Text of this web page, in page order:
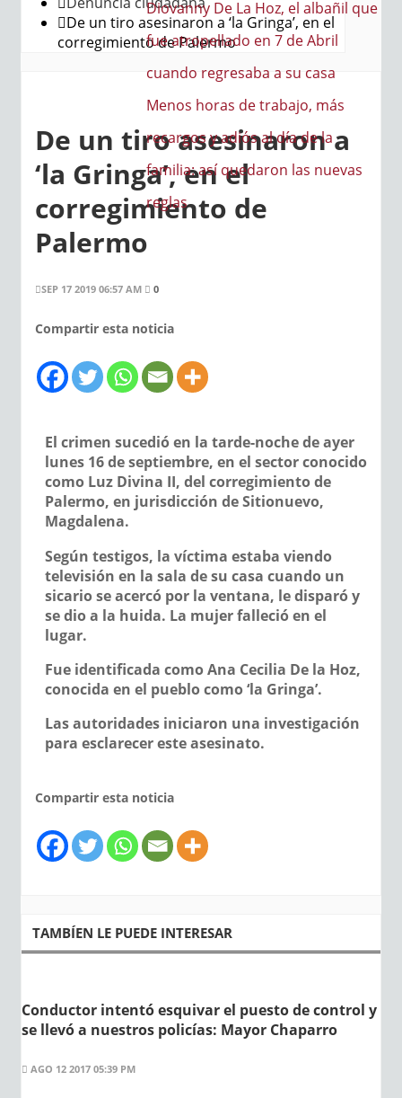
Hoz, el albañil que
en 7 de Abril
al día de la
las nuevas
De un tiro asesinaron a ‘la Gringa’, en el
corregimiento de Palermo
De un tiro asesinaron a
‘la Gringa’, en el
corregimiento de
Palermo
SEP 17 2019 06:57 AM 0
Compartir esta noticia
El crimen sucedió en la tarde-noche de ayer
lunes 16 de septiembre, en el sector conocido
como Luz Divina II, del corregimiento de
Palermo, en jurisdicción de Sitionuevo,
Magdalena.
Según testigos, la víctima estaba viendo
televisión en la sala de su casa cuando un
sicario se acercó por la ventana, le disparó y
se dio a la huida. La mujer falleció en el
lugar.
Fue identificada como Ana Cecilia De la Hoz,
conocida en el pueblo como ‘la Gringa’.
Las autoridades iniciaron una investigación
para esclarecer este asesinato.
Compartir esta noticia
TAMBÍEN LE PUEDE INTERESAR
Conductor intentó esquivar el puesto de control y
se llevó a nuestros policías: Mayor Chaparro
AGO 12 2017 05:39 PM